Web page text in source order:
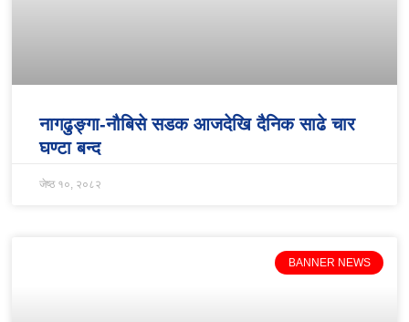
नागढुङ्गा-नौबिसे सडक आजदेखि दैनिक साढे चार
घण्टा बन्द
जेष्ठ १०, २०८२
BANNER NEWS